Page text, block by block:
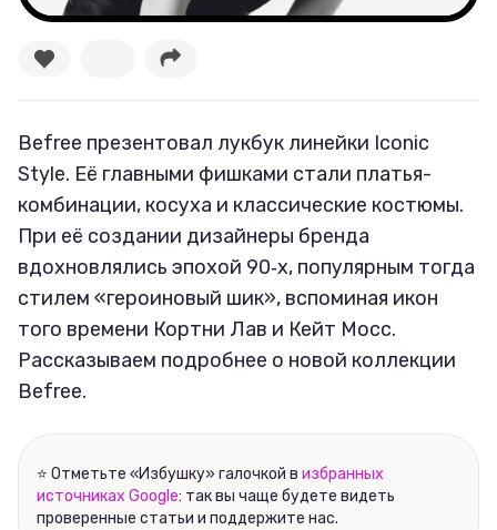
Ваши истории
Соцсети
Befree презентовал лукбук линейки Iconic
Style. Её главными фишками стали платья-
комбинации, косуха и классические костюмы.
При её создании дизайнеры бренда
вдохновлялись эпохой 90‑х, популярным тогда
стилем «героиновый шик», вспоминая икон
того времени Кортни Лав и Кейт Мосс.
Рассказываем подробнее о новой коллекции
Befree.
⭐ Отметьте «Избушку» галочкой в избранных
источниках Google: так вы чаще будете видеть
проверенные статьи и поддержите нас.